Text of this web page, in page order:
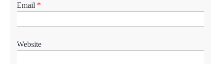
Email *
Website